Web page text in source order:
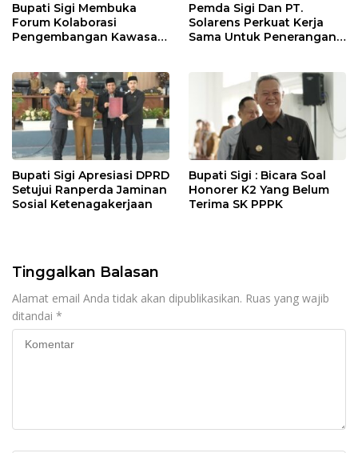
Bupati Sigi Membuka
Forum Kolaborasi
Pengembangan Kawasan
Pemda Sigi Dan PT.
Solarens Perkuat Kerja
Sama Untuk Penerangan
Bupati Sigi Apresiasi DPRD
Setujui Ranperda Jaminan
Sosial Ketenagakerjaan
Bupati Sigi : Bicara Soal
Honorer K2 Yang Belum
Terima SK PPPK
Tinggalkan Balasan
Alamat email Anda tidak akan dipublikasikan. Ruas yang wajib
ditandai *